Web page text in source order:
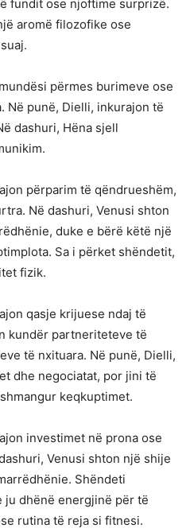
fundit ose njoftime surprizë.
aromë filozofike ose
përmes burimeve ose
Në punë, Dielli, inkurajon të
dashuri, Hëna sjell
përparim të qëndrueshëm,
Në dashuri, Venusi shton
duke e bërë këtë një
Sa i përket shëndetit,
fizik.
qasje krijuese ndaj të
kundër partneriteteve të
të nxituara. Në punë, Dielli,
dhe negociatat, por jini të
keqkuptimet.
investimet në prona ose
Venusi shton një shije
Shëndeti
ju dhënë energjinë për të
rutina të reja si fitnesi.